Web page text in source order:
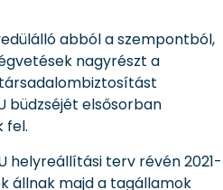
abból a szempontból,
nagyrészt a
büdzséjét elsősorban
fel.
helyreállítási terv révén 2021-
állnak majd a tagállamok